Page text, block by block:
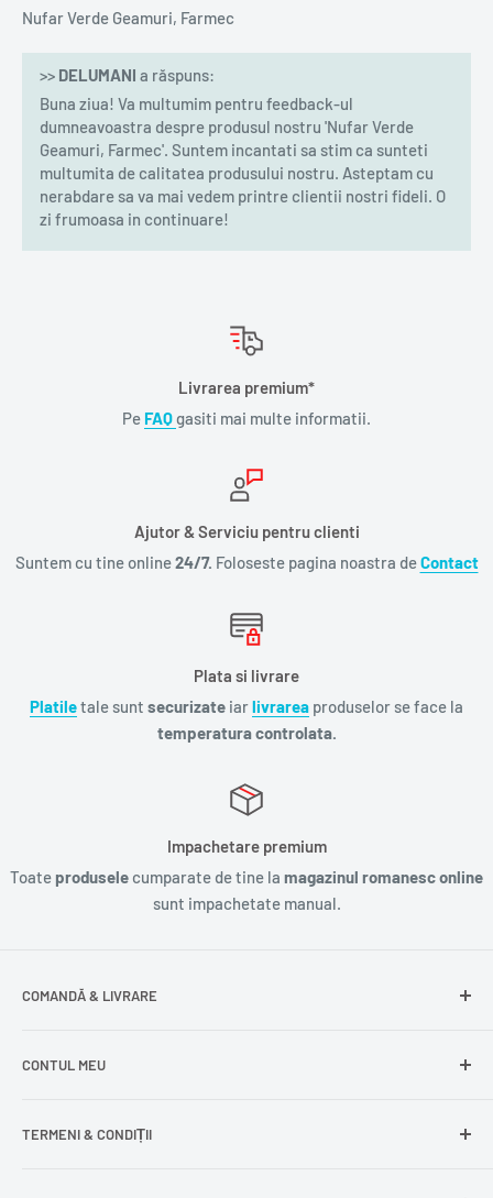
Nufar Verde Geamuri, Farmec
>> DELUMANI a răspuns:
Buna ziua! Va multumim pentru feedback-ul
dumneavoastra despre produsul nostru 'Nufar Verde
Geamuri, Farmec'. Suntem incantati sa stim ca sunteti
multumita de calitatea produsului nostru. Asteptam cu
nerabdare sa va mai vedem printre clientii nostri fideli. O
zi frumoasa in continuare!
Livrarea premium*
Pe FAQgasiti mai multe informatii.
Ajutor & Serviciu pentru clienti
Suntem cu tine online24/7. Foloseste pagina noastra deContact
Plata si livrare
Platiletale sunt securizate iarlivrarea produselor se face la
temperatura controlata.
Impachetare premium
Toate produsele cumparate de tine la magazinul romanesc online
sunt impachetate manual.
COMANDĂ & LIVRARE
Livrare gratuită
CONTUL MEU
Comenzile mele
TERMENI & CONDIȚII